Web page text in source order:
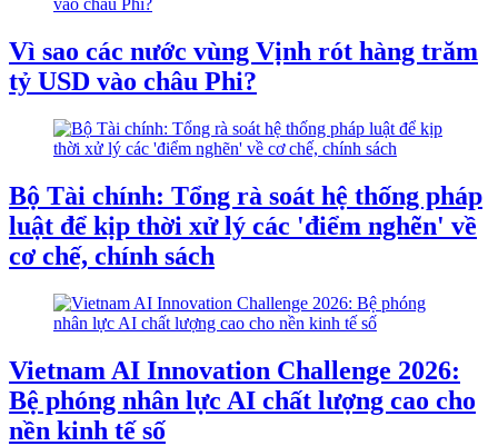
Vì sao các nước vùng Vịnh rót hàng trăm
tỷ USD vào châu Phi?
Bộ Tài chính: Tổng rà soát hệ thống pháp
luật để kịp thời xử lý các 'điểm nghẽn' về
cơ chế, chính sách
Vietnam AI Innovation Challenge 2026:
Bệ phóng nhân lực AI chất lượng cao cho
nền kinh tế số